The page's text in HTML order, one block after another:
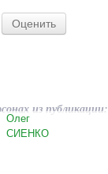
из публикации:
Олег
СИЕНКО